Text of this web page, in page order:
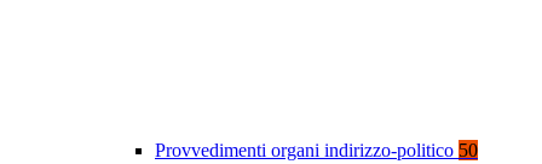
Provvedimenti organi indirizzo-politico 50